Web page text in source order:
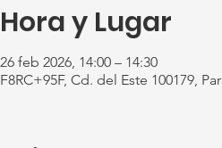
Hora y Lugar
26 feb 2026, 14:00 – 14:30
F8RC+95F, Cd. del Este 100179,